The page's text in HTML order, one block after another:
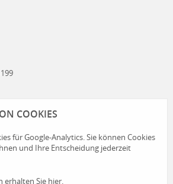
COOKIES
für Google-Analytics. Sie können Cookies
und Ihre Entscheidung jederzeit
erhalten Sie hier.